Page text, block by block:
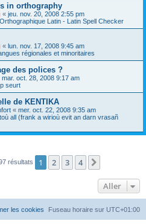
in orthography
« jeu. nov. 20, 2008 2:55 pm
Latin - Latin Spell Checker
« lun. nov. 17, 2008 9:45 am
régionales et minoritaires
des polices ?
mar. oct. 28, 2008 9:17 am
seurt
de KENTIKA
« mer. oct. 22, 2008 9:35 am
all (frank a wirioù evit an darn vrasañ
résultats 1 2 3 4
Aller
Fuseau horaire sur UTC+01:00
les cookies